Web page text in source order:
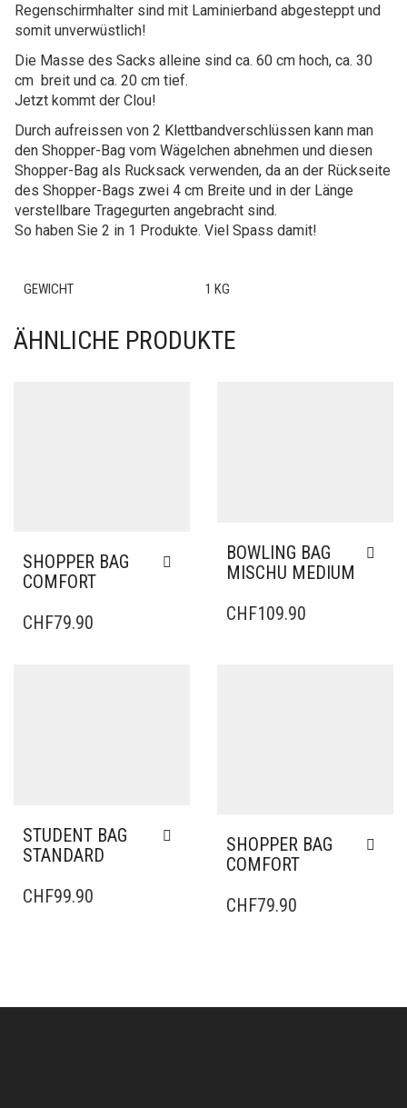
Regenschirmhalter sind mit Laminierband abgesteppt und
somit unverwüstlich!
Die Masse des Sacks alleine sind ca. 60 cm hoch, ca. 30
cm breit und ca. 20 cm tief.
Jetzt kommt der Clou!
Durch aufreissen von 2 Klettbandverschlüssen kann man
den Shopper-Bag vom Wägelchen abnehmen und diesen
Shopper-Bag als Rucksack verwenden, da an der Rückseite
des Shopper-Bags zwei 4 cm Breite und in der Länge
verstellbare Tragegurten angebracht sind.
So haben Sie 2 in 1 Produkte. Viel Spass damit!
GEWICHT 1 KG
ÄHNLICHE PRODUKTE
SHOPPER BAG
COMFORT
CHF79.90
BOWLING BAG
MISCHU MEDIUM
CHF109.90
STUDENT BAG
STANDARD
CHF99.90
SHOPPER BAG
COMFORT
CHF79.90